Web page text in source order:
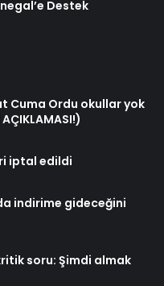
Destek
Cuma Ordu okullar yok
iptal edildi
indirime gideceğini
soru: Şimdi almak